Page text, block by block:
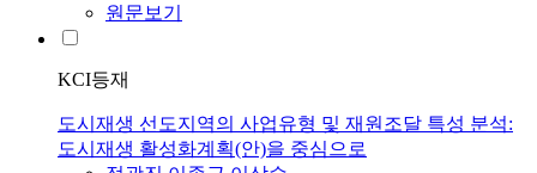
원문보기
KCI등재
도시재생 선도지역의 사업유형 및 재원조달 특성 분석:
도시재생 활성화계획(안)을 중심으로